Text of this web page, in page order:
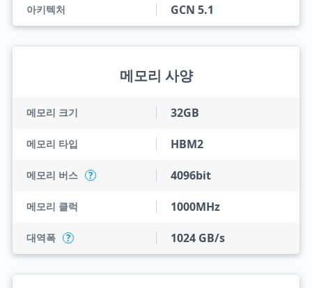
아키텍처 GCN 5.1
메모리 사양
메모리 크기 32GB
메모리 타입 HBM2
메모리 버스 ? 4096bit
메모리 클럭 1000MHz
대역폭 ? 1024 GB/s